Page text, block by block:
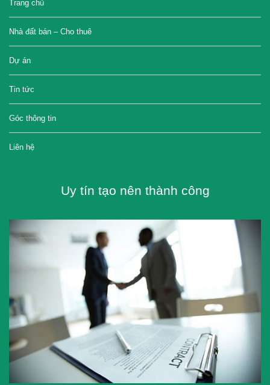
Trang chủ
Nhà đất bán – Cho thuê
Dự án
Tin tức
Góc thông tin
Liên hệ
Uy tín tạo nên thành công